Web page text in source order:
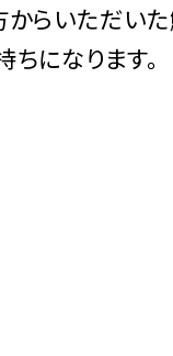
からいただい
ちになります。